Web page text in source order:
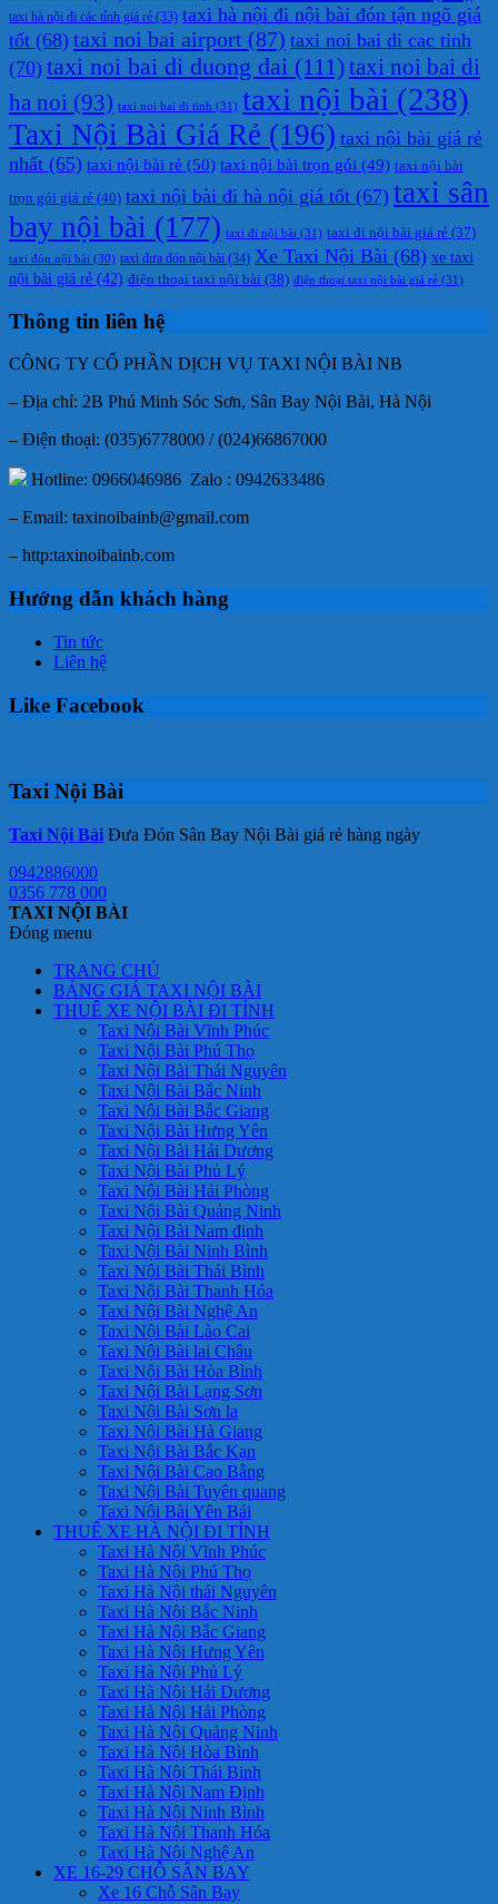
taxi hà nội đi các tỉnh giá rẻ (33) taxi hà nội đi nội bài đón tận ngõ giá
tốt (68) taxi noi bai airport (87) taxi noi bai di cac tinh
(70) taxi noi bai di duong dai (111)taxi noi bai di
ha noi (93) taxi noi bai di tinh (31) taxi nội bài (238)
Taxi Nội Bài Giá Rẻ (196) taxi nội bài giá rẻ
nhất (65) taxi nội bài rẻ (50) taxi nội bài trọn gói (49) taxi nội bài
trọn gói giá rẻ (40) taxi nội bài đi hà nội giá tốt (67) taxi sân
bay nội bài (177) taxi đi nội bài (31) taxi đi nội bài giá rẻ (37)
taxi đón nội bài (30) taxi đưa đón nội bài (34) Xe Taxi Nội Bài (68) xe taxi
nội bài giá rẻ (42) điện thoại taxi nội bài (38) điện thoại taxi nội bài giá rẻ (31)
Thông tin liên hệ
CÔNG TY CỔ PHẦN DỊCH VỤ TAXI NỘI BÀI NB
– Địa chỉ: 2B Phú Minh Sóc Sơn, Sân Bay Nội Bài, Hà Nội
– Điện thoại: (035)6778000 / (024)66867000
Hotline: 0966046986 Zalo : 0942633486
– Email: taxinoibainb@gmail.com
– http:taxinoibainb.com
Hướng dẫn khách hàng
Tin tức
Liên hệ
Like Facebook
Taxi Nội Bài
Taxi Nội Bài Đưa Đón Sân Bay Nội Bài giá rẻ hàng ngày
0942886000
0356 778 000
TAXI NỘI BÀI
Đóng menu
TRANG CHỦ
BẢNG GIÁ TAXI NỘI BÀI
THUÊ XE NỘI BÀI ĐI TỈNH
Taxi Nội Bài Vĩnh Phúc
Taxi Nội Bài Phú Thọ
Taxi Nội Bài Thái Nguyên
Taxi Nội Bài Bắc Ninh
Taxi Nội Bài Bắc Giang
Taxi Nội Bài Hưng Yên
Taxi Nội Bài Hải Dương
Taxi Nội Bài Phủ Lý
Taxi Nội Bài Hải Phòng
Taxi Nội Bài Quảng Ninh
Taxi Nội Bài Nam định
Taxi Nội Bài Ninh Bình
Taxi Nội Bài Thái Bình
Taxi Nội Bài Thanh Hóa
Taxi Nội Bài Nghệ An
Taxi Nội Bài Lào Cai
Taxi Nội Bài lai Châu
Taxi Nội Bài Hòa Bình
Taxi Nội Bài Lạng Sơn
Taxi Nội Bài Sơn la
Taxi Nội Bài Hà Giang
Taxi Nội Bài Bắc Kạn
Taxi Nội Bài Cao Bằng
Taxi Nội Bài Tuyên quang
Taxi Nội Bài Yên Bái
THUÊ XE HÀ NỘI ĐI TỈNH
Taxi Hà Nội Vĩnh Phúc
Taxi Hà Nội Phú Thọ
Taxi Hà Nội thái Nguyên
Taxi Hà Nội Bắc Ninh
Taxi Hà Nội Bắc Giang
Taxi Hà Nội Hưng Yên
Taxi Hà Nội Phủ Lý
Taxi Hà Nội Hải Dương
Taxi Hà Nội Hải Phòng
Taxi Hà Nội Quảng Ninh
Taxi Hà Nội Hòa Bình
Taxi Hà Nội Thái Binh
Taxi Hà Nội Nam Định
Taxi Hà Nội Ninh Bình
Taxi Hà Nội Thanh Hóa
Taxi Hà Nội Nghệ An
XE 16-29 CHỖ SÂN BAY
Xe 16 Chỗ Sân Bay